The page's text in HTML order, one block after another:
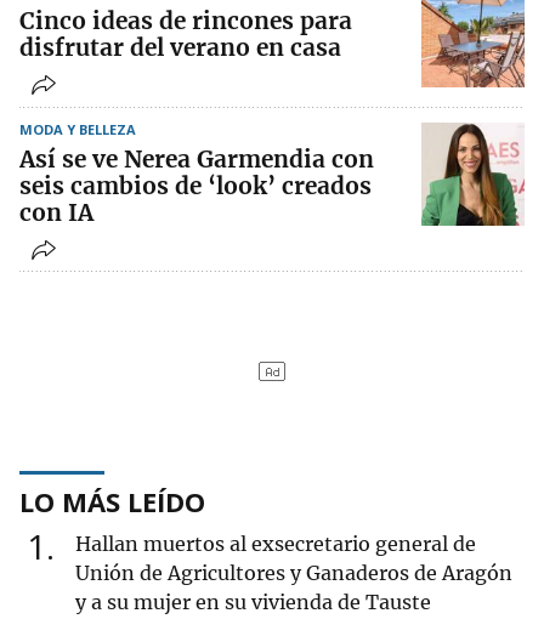
Cinco ideas de rincones para
disfrutar del verano en casa
MODA Y BELLEZA
Así se ve Nerea Garmendia con
seis cambios de ‘look’ creados
con IA
LO MÁS LEÍDO
1
Hallan muertos al exsecretario general de
Unión de Agricultores y Ganaderos de Aragón
y a su mujer en su vivienda de Tauste